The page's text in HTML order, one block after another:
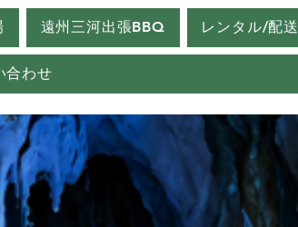
遠州三河出張BBQ レンタル/配送
合わせ